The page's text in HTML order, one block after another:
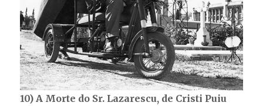
10) A Morte do Sr. Lazarescu, de Cristi Puiu